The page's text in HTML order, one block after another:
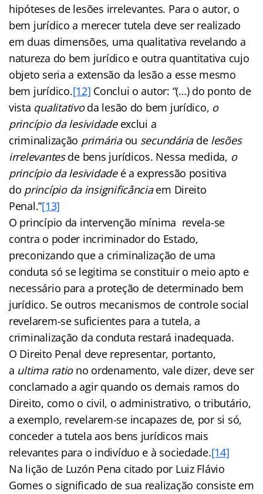
hipóteses de lesões irrelevantes. Para o autor, o
bem jurídico a merecer tutela deve ser realizado
em duas dimensões, uma qualitativa revelando a
natureza do bem jurídico e outra quantitativa cujo
objeto seria a extensão da lesão a esse mesmo
bem jurídico.[12] Conclui o autor: “(…) do ponto de
vista qualitativoda lesão do bem jurídico, o
princípio da lesividadeexclui a
criminalização primária ou secundáriade lesões
irrelevantesde bens jurídicos. Nessa medida, o
princípio da lesividadeé a expressão positiva
do princípio da insignificânciaem Direito
Penal.”[13]
O princípio da intervenção mínima revela-se
contra o poder incriminador do Estado,
preconizando que a criminalização de uma
conduta só se legitima se constituir o meio apto e
necessário para a proteção de determinado bem
jurídico. Se outros mecanismos de controle social
revelarem-se suficientes para a tutela, a
criminalização da conduta restará inadequada.
O Direito Penal deve representar, portanto,
a ultima rationo ordenamento, vale dizer, deve ser
conclamado a agir quando os demais ramos do
Direito, como o civil, o administrativo, o tributário,
a exemplo, revelarem-se incapazes de, por si só,
conceder a tutela aos bens jurídicos mais
relevantes para o indivíduo e à sociedade.[14]
Na lição de Luzón Pena citado por Luiz Flávio
Gomes o significado de sua realização consiste em